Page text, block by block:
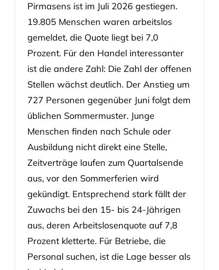
Pirmasens ist im Juli 2026 gestiegen.
19.805 Menschen waren arbeitslos
gemeldet, die Quote liegt bei 7,0
Prozent. Für den Handel interessanter
ist die andere Zahl: Die Zahl der offenen
Stellen wächst deutlich. Der Anstieg um
727 Personen gegenüber Juni folgt dem
üblichen Sommermuster. Junge
Menschen finden nach Schule oder
Ausbildung nicht direkt eine Stelle,
Zeitverträge laufen zum Quartalsende
aus, vor den Sommerferien wird
gekündigt. Entsprechend stark fällt der
Zuwachs bei den 15- bis 24-Jährigen
aus, deren Arbeitslosenquote auf 7,8
Prozent kletterte. Für Betriebe, die
Personal suchen, ist die Lage besser als